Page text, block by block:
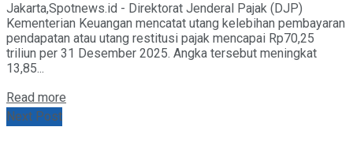
Jakarta,Spotnews.id - Direktorat Jenderal Pajak (DJP)
Kementerian Keuangan mencatat utang kelebihan pembayaran
pendapatan atau utang restitusi pajak mencapai Rp70,25
triliun per 31 Desember 2025. Angka tersebut meningkat
13,85...
Read more
Next Post